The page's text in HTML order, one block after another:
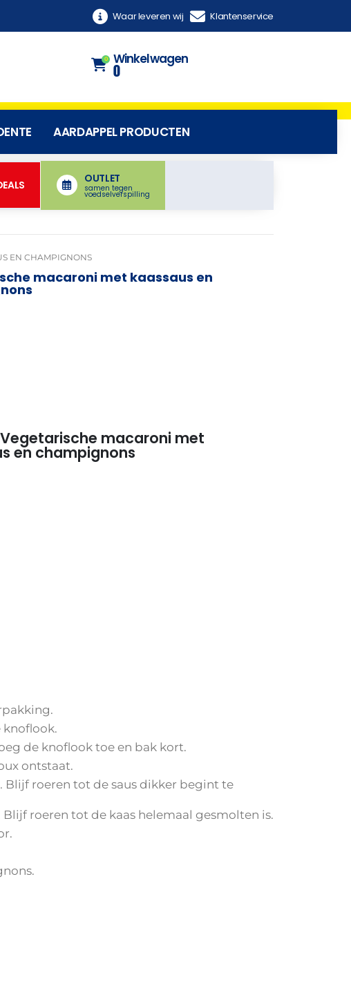
Waar leveren wij Klantenservice
0 Winkelwagen
0
AARDAPPEL PRODUCTEN
OUTLET
samen tegen
voedselverspilling
EN CHAMPIGNONS
macaroni met kaassaus en
macaroni met
en champignons
knoflook.
de knoflook toe en bak kort.
ontstaat.
roeren tot de saus dikker begint te
roeren tot de kaas helemaal gesmolten is.